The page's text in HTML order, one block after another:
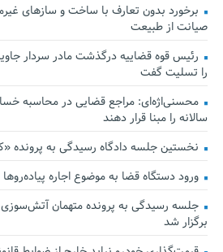
برخورد بدون تعارف با ساخت‌ و سازهای
صیانت از طبیعت
رئیس قوه قضاییه درگذشت مادر سردار
را تسلیت گفت
محسنی‌اژه‌ای: مراجع قضایی در محاسبه
سالانه را مبنا قرار دهند
نخستین جلسه دادگاه رسیدگی به پرونده
ورود دستگاه قضا به موضوع اجاره
جلسه رسیدگی به پرونده متهمان
برگزار شد